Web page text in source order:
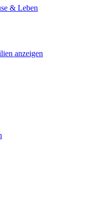
& Leben
anzeigen